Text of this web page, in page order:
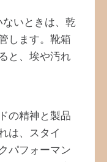
ないときは、乾
します。靴箱
と、埃や汚れ
の精神と製品
は、スタイ
パフォーマン